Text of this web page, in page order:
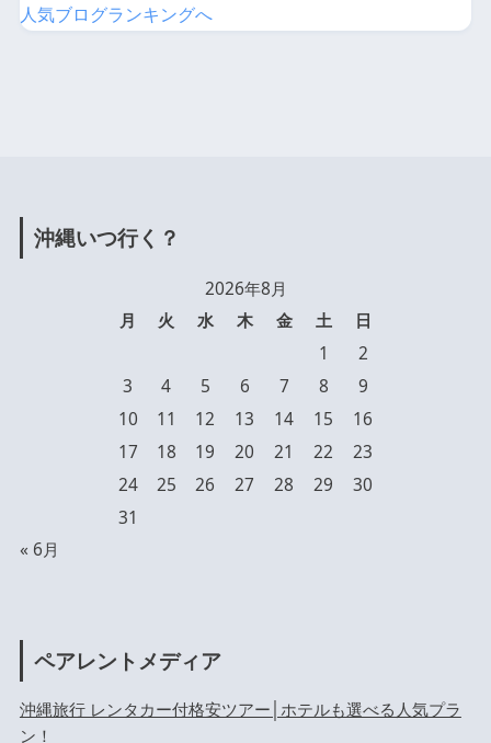
人気ブログランキングへ
沖縄いつ行く？
2026年8月
月
火 水 木 金 土
日
1
2
3
4 5 6 7 8
9
10
11 12 13 14 15
16
17
18 19 20 21 22
23
24
25 26 27 28 29
30
31
« 6月
ペアレントメディア
沖縄旅行 レンタカー付格安ツアー│ホテルも選べる人気プラ
ン！